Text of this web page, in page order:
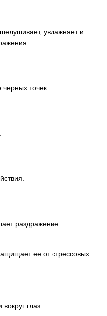
увлажняет и
точек.
раздражение.
ее от стрессовых
глаз.